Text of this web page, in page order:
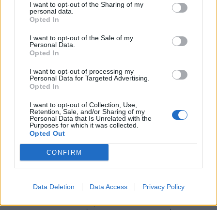
I want to opt-out of the Sharing of my
personal data.
Opted In
I want to opt-out of the Sale of my
Personal Data.
Opted In
I want to opt-out of processing my
Personal Data for Targeted Advertising.
Opted In
I want to opt-out of Collection, Use,
Retention, Sale, and/or Sharing of my
Personal Data that Is Unrelated with the
Purposes for which it was collected.
Opted Out
CONFIRM
Data Deletion Data Access Privacy Policy
Esim for Global|Esim for Europe|Esim for Caribbean
Esim for USA|
for Turkey|Esim for Germany|Esim for Greece|Esim
Esim for World Cup 2026
Arabia|Esim for Egypt|Esim for United Arab
for China| Esim for United Kingdom |Esim for Africa